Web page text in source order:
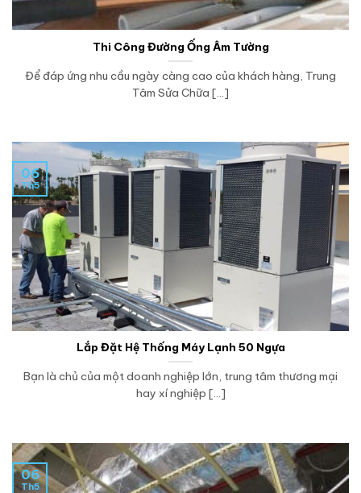
Thi Công Đường Ống Âm Tường
Để đáp ứng nhu cầu ngày càng cao của khách hàng, Trung
Tâm Sửa Chữa [...]
Lắp Đặt Hệ Thống Máy Lạnh 50 Ngựa
Bạn là chủ của một doanh nghiệp lớn, trung tâm thương mại
hay xí nghiệp [...]
06
Th5
06
Th5